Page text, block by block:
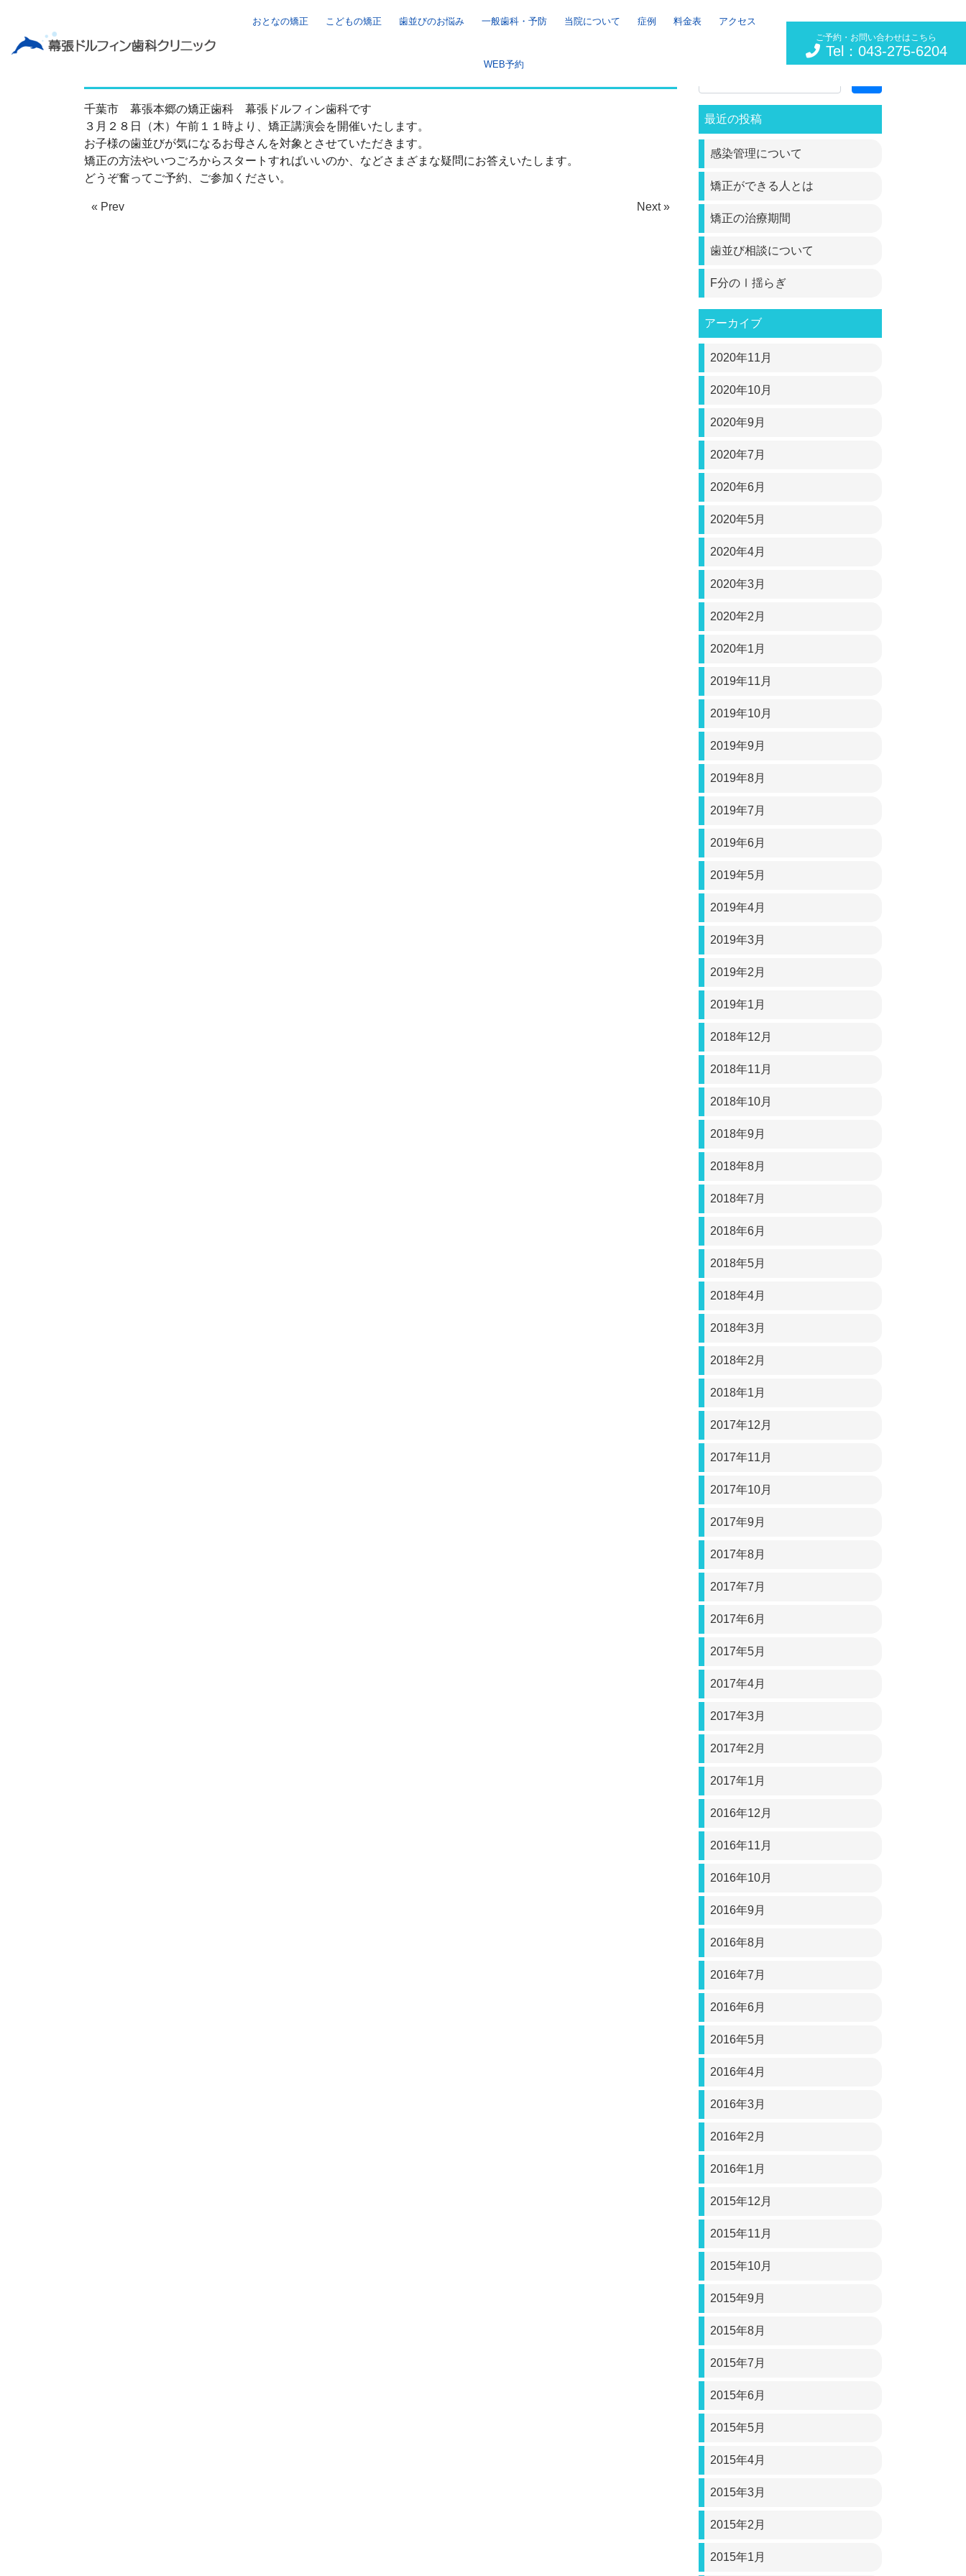
おとなの矯正 こどもの矯正 歯並びのお悩み 一般歯科・予防 当院について 症例 料金表 アクセス
WEB予約
ご予約・お問い合わせはこちら
Tel：043-275-6204
千葉市 幕張本郷の矯正歯科 幕張ドルフィン歯科です
３月２８日（木）午前１１時より、矯正講演会を開催いたします。
お子様の歯並びが気になるお母さんを対象とさせていただきます。
矯正の方法やいつごろからスタートすればいいのか、などさまざまな疑問にお答えいたします。
どうぞ奮ってご予約、ご参加ください。
« Prev Next »
最近の投稿
感染管理について
矯正ができる人とは
矯正の治療期間
歯並び相談について
F分のⅠ揺らぎ
アーカイブ
2020年11月
2020年10月
2020年9月
2020年7月
2020年6月
2020年5月
2020年4月
2020年3月
2020年2月
2020年1月
2019年11月
2019年10月
2019年9月
2019年8月
2019年7月
2019年6月
2019年5月
2019年4月
2019年3月
2019年2月
2019年1月
2018年12月
2018年11月
2018年10月
2018年9月
2018年8月
2018年7月
2018年6月
2018年5月
2018年4月
2018年3月
2018年2月
2018年1月
2017年12月
2017年11月
2017年10月
2017年9月
2017年8月
2017年7月
2017年6月
2017年5月
2017年4月
2017年3月
2017年2月
2017年1月
2016年12月
2016年11月
2016年10月
2016年9月
2016年8月
2016年7月
2016年6月
2016年5月
2016年4月
2016年3月
2016年2月
2016年1月
2015年12月
2015年11月
2015年10月
2015年9月
2015年8月
2015年7月
2015年6月
2015年5月
2015年4月
2015年3月
2015年2月
2015年1月